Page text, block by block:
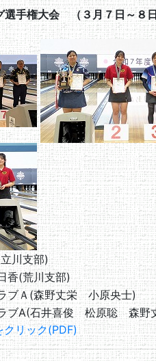
手権大会 （３月７日～８
川支部)
香(荒川支部)
ブＡ(森野丈栄 小原央士)
ブA(石井喜俊 松原聡 森野
クリック(PDF)